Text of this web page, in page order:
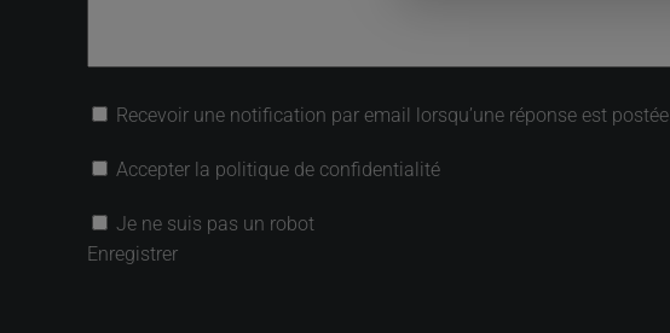
Recevoir une notification par email lorsqu’une réponse est postée
Accepter la politique de confidentialité
Je ne suis pas un robot
Enregistrer